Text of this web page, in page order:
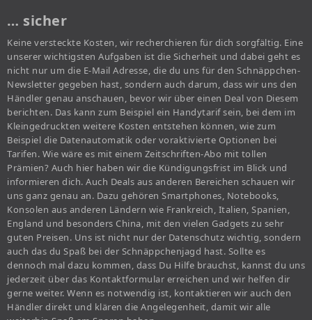
… sicher
Keine versteckte Kosten, wir recherchieren für dich sorgfältig. Eine
unserer wichtigsten Aufgaben ist die Sicherheit und dabei geht es
nicht nur um die E-Mail Adresse, die du uns für den Schnäppchen-
Newsletter gegeben hast, sondern auch darum, dass wir uns den
Händler genau anschauen, bevor wir über einen Deal von Diesem
berichten. Das kann zum Beispiel ein Handytarif sein, bei dem im
Kleingedruckten weitere Kosten entstehen können, wie zum
Beispiel die Datenautomatik oder voraktivierte Optionen bei
Tarifen. Wie wäre es mit einem Zeitschriften-Abo mit tollen
Prämien? Auch hier haben wir die Kündigungsfrist im Blick und
informieren dich. Auch Deals aus anderen Bereichen schauen wir
uns ganz genau an. Dazu gehören Smartphones, Notebooks,
Konsolen aus anderen Ländern wie Frankreich, Italien, Spanien,
England und besonders China, mit den vielen Gadgets zu sehr
guten Preisen. Uns ist nicht nur der Datenschutz wichtig, sondern
auch das du Spaß bei der Schnäppchenjagd hast. Sollte es
dennoch mal dazu kommen, dass Du Hilfe brauchst, kannst du uns
jederzeit über das Kontaktformular erreichen und wir helfen dir
gerne weiter. Wenn es notwendig ist, kontaktieren wir auch den
Händler direkt und klären die Angelegenheit, damit wir alle